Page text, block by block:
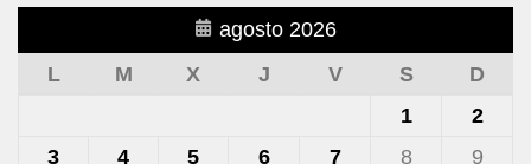
agosto 2026
L
M X J V S
D
1
2
3
4 5 6 7 8
9